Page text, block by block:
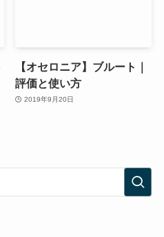
【オセロニア】ブルート｜
評価と使い方
2019年9月20日